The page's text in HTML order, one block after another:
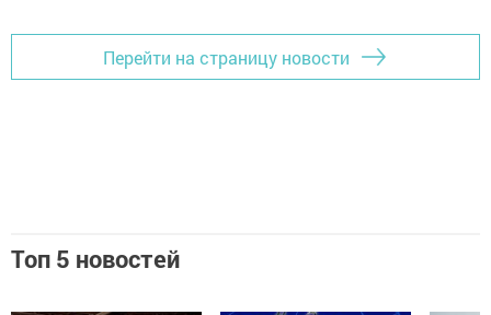
Перейти на страницу новости
Топ 5 новостей